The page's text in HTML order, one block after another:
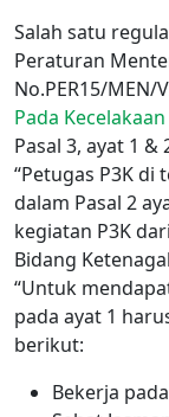
Salah satu
Peraturan
No.PER15/
Pada Kecelakaan
Pasal 3, ayat 1
“Petugas P3K
dalam Pasal 2
kegiatan P3K
Bidang
“Untuk
pada ayat 1
berikut:
Bekerja